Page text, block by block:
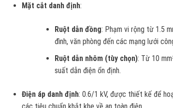
Mặt cắt danh định:
Ruột dẫn đồng: Phạm vi rộng từ 1.5
đình, văn phòng đến các mạng lưới
Ruột dẫn nhôm (tùy chọn): Từ 10
suất dẫn điện ổn định.
Điện áp danh định: 0.6/1 kV, được thiết kế để
các tiêu chuẩn khắt khe về an toàn điện.